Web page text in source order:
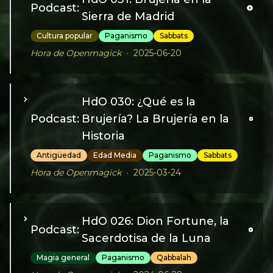
Podcast:
Sierra de Madrid
Cultura popular Paganismo Sabbats
Hora de Openmagick • 2025-06-20
¡Cerramos el quinto año de Hora de Openmagick! Y
lo hacemos con una invitada de lujo, Diana de la
revista La Cuélebre, que nos habla sobre sus
investigaciones acerca de la brujería histórica en la
Sierra de Madrid. Playlist: https://shorturl.at/2hkgS
Podcast:
HdO 030: ¿Qué es la
Brujería? La Brujería en la
Historia
Antigüedad Edad Media Paganismo Sabbats
Hora de Openmagick • 2025-03-24
Arrancamos una serie de nuevos episodios sobre
brujería tratando de buscar una definición del
término y revisando sus evoluciones a través de la
historia, desde la Antigüedad hasta nuestros días.
Banda sonora: https://shorturl.at/quALZ
Podcast:
HdO 026: Dion Fortune, la
Sacerdotisa de la Luna
Magia general Paganismo Qabbalah